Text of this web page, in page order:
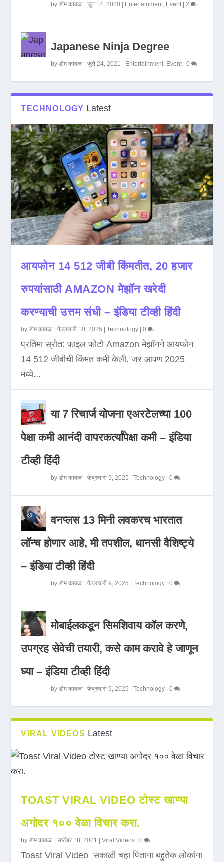
byडोम कावळा |जून 14, 2020 Entertainment, Event|2
Japanese Ninja Degree
byडोम कावळा |जुलै 24, 2021 Entertainment, Event|0
TECHNOLOGY Latest
आयफोन 14 512 जीबी किंमतीत, 20 हजार
रुपयांसाठी AMAZON मेझॉन खरेदी
करण्याची उत्तम संधी – इंडिया टीव्ही हिंदी
byडोम कावळा |फेब्रुवारी 10, 2025 |Technology |0
प्रतिमा स्रोत: फाइल फोटो Amazon मेझॉनने आयफोन
14 512 जीबीची किंमत कमी केली. जर आपण 2025
मध्ये...
या 7 रिचार्ज योजना एअरटेलच्या 100
पेक्षा कमी आनंदी वापरकर्त्यांपेक्षा कमी – इंडिया
टीव्ही हिंदी
byडोम कावळा |फेब्रुवारी 9, 2025 |Technology |0
वनप्लस 13 मिनी लवकरच भारतात
लॉन्च होणार आहे, मी तपशील, धानसी वैशिष्ट्ये
– इंडिया टीव्ही हिंदी
byडोम कावळा |फेब्रुवारी 9, 2025 |Technology |0
मोबाईलकडून सिमशिवाय कॉल करणे,
उपग्रह सेवेची तयारी, कसे काम करावे हे जाणून
घ्या – इंडिया टीव्ही हिंदी
byडोम कावळा |फेब्रुवारी 9, 2025 |Technology |0
VIRAL VIDEOS Latest
TOAST VIRAL VIDEO टोस्ट खाण्या
अगोदर १०० वेळा विचार करा.
byडोम कावळा |सप्टेंबर 18, 2021 |Viral Videos |0
Toast Viral Video सकाळी चहा पिताना बहुतेक लोकांना